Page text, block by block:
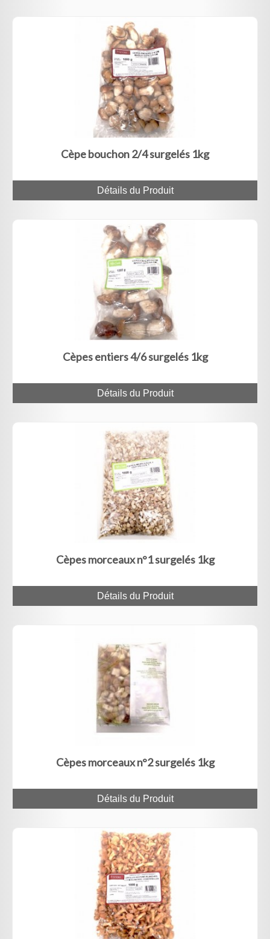
Cèpe bouchon 2/4 surgelés 1kg
Détails du Produit
Cèpes entiers 4/6 surgelés 1kg
Détails du Produit
Cèpes morceaux n°1 surgelés 1kg
Détails du Produit
Cèpes morceaux n°2 surgelés 1kg
Détails du Produit